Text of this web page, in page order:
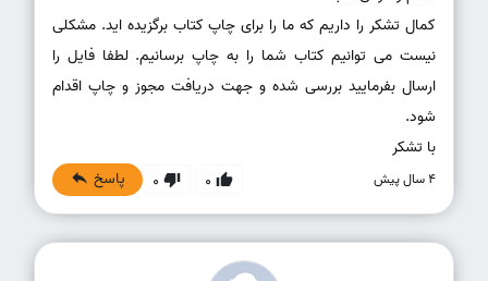
کمال تشکر را داریم که ما را برای چاپ کتاب برگزیده اید. مشکلی
نیست می توانیم کتاب شما را به چاپ برسانیم. لطفا فایل را
ارسال بفرمایید بررسی شده و جهت دریافت مجوز و چاپ اقدام
با تشکر
4 سال پیش 0
0 پاسخ